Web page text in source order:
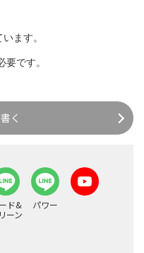
ます。
要です。
く
ド&
ーン
パワー